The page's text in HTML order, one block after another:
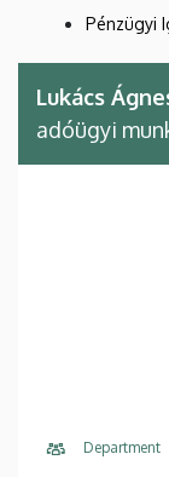
Pénzügyi
Lukács
adóügyi
Department